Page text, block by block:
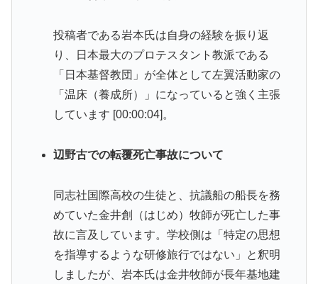
投稿者である岩本氏は自身の経験を振り返
り、日本最大のプロテスタント教派である
「日本基督教団」が全体として左翼活動家の
「温床（養成所）」になっていると強く主張
しています [00:00:04]。
辺野古での転覆死亡事故について
同志社国際高校の生徒と、抗議船の船長を務
めていた金井創（はじめ）牧師が死亡した事
故に言及しています。学校側は「特定の思想
を指導するような研修旅行ではない」と釈明
しましたが、岩本氏は金井牧師が長年基地建